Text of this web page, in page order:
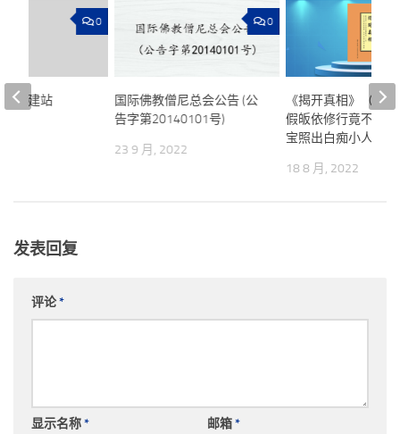
0
国际佛教僧尼总会公告 (公
告字第20140101号)
23 9 月, 2022
《揭开真相》（二
假皈依修行竟不自
宝照出白痴小人
18 8 月, 2022
0
培训建站
发表回复
评论*
显示名称* 邮箱*